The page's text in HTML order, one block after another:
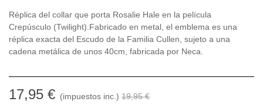
Réplica del collar que porta Rosalie Hale en la película
Crepúsculo (Twilight).Fabricado en metal, el emblema es una
réplica exacta del Escudo de la Familia Cullen, sujeto a una
cadena metálica de unos 40cm, fabricada por Neca.
17,95 € (impuestos inc.) 19,95 €